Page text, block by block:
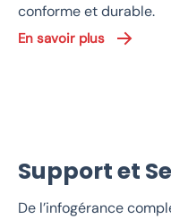
conforme et durable.
En savoir plus
Support et
De l’infogérance